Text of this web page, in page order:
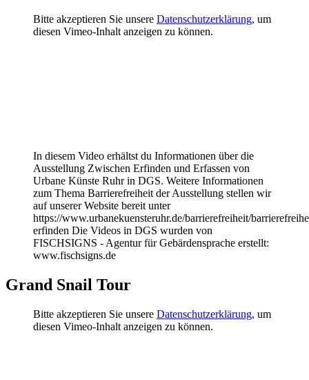
Bitte akzeptieren Sie unsere Datenschutzerklärung, um
diesen Vimeo-Inhalt anzeigen zu können.
In diesem Video erhältst du Informationen über die
Ausstellung Zwischen Erfinden und Erfassen von
Urbane Künste Ruhr in DGS. Weitere Informationen
zum Thema Barrierefreiheit der Ausstellung stellen wir
auf unserer Website bereit unter
https://www.urbanekuensteruhr.de/barrierefreiheit/
erfinden Die Videos in DGS wurden von
FISCHSIGNS - Agentur für Gebärdensprache erstellt:
www.fischsigns.de
Grand Snail Tour
Bitte akzeptieren Sie unsere Datenschutzerklärung, um
diesen Vimeo-Inhalt anzeigen zu können.